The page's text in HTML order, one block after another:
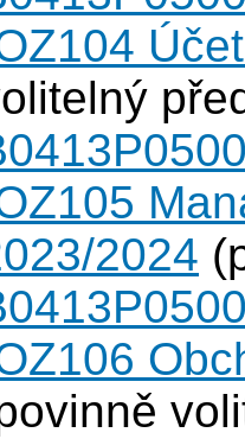
2024